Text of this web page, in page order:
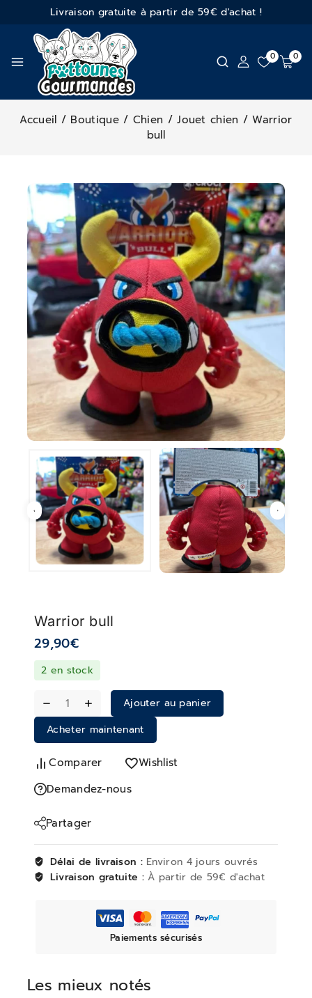
Livraison gratuite à partir de 59€ d'achat !
0 0
Accueil / Boutique / Chien / Jouet chien / Warrior
bull
Les mieux notés
Warrior bull
29,90€
2 en stock
Ajouter au panier
Acheter maintenant
Comparer
Wishlist
Demandez-nous
Partager
Délai de livraison : Environ 4 jours ouvrés
Livraison gratuite :À partir de 59€ d'achat
Paiements sécurisés